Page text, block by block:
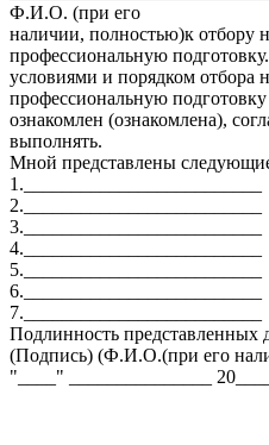
Ф.И.О. (при его
наличии, полностью)к отбору
профессиональную
условиями и порядком отбора
профессиональную подготовку
ознакомлен (ознакомлена),
выполнять.
Мной представлены
1._________________________
2._________________________
3._________________________
4._________________________
5._________________________
6._________________________
7._________________________
Подлинность представленных
(Подпись) (Ф.И.О.(при его
"____" _______________